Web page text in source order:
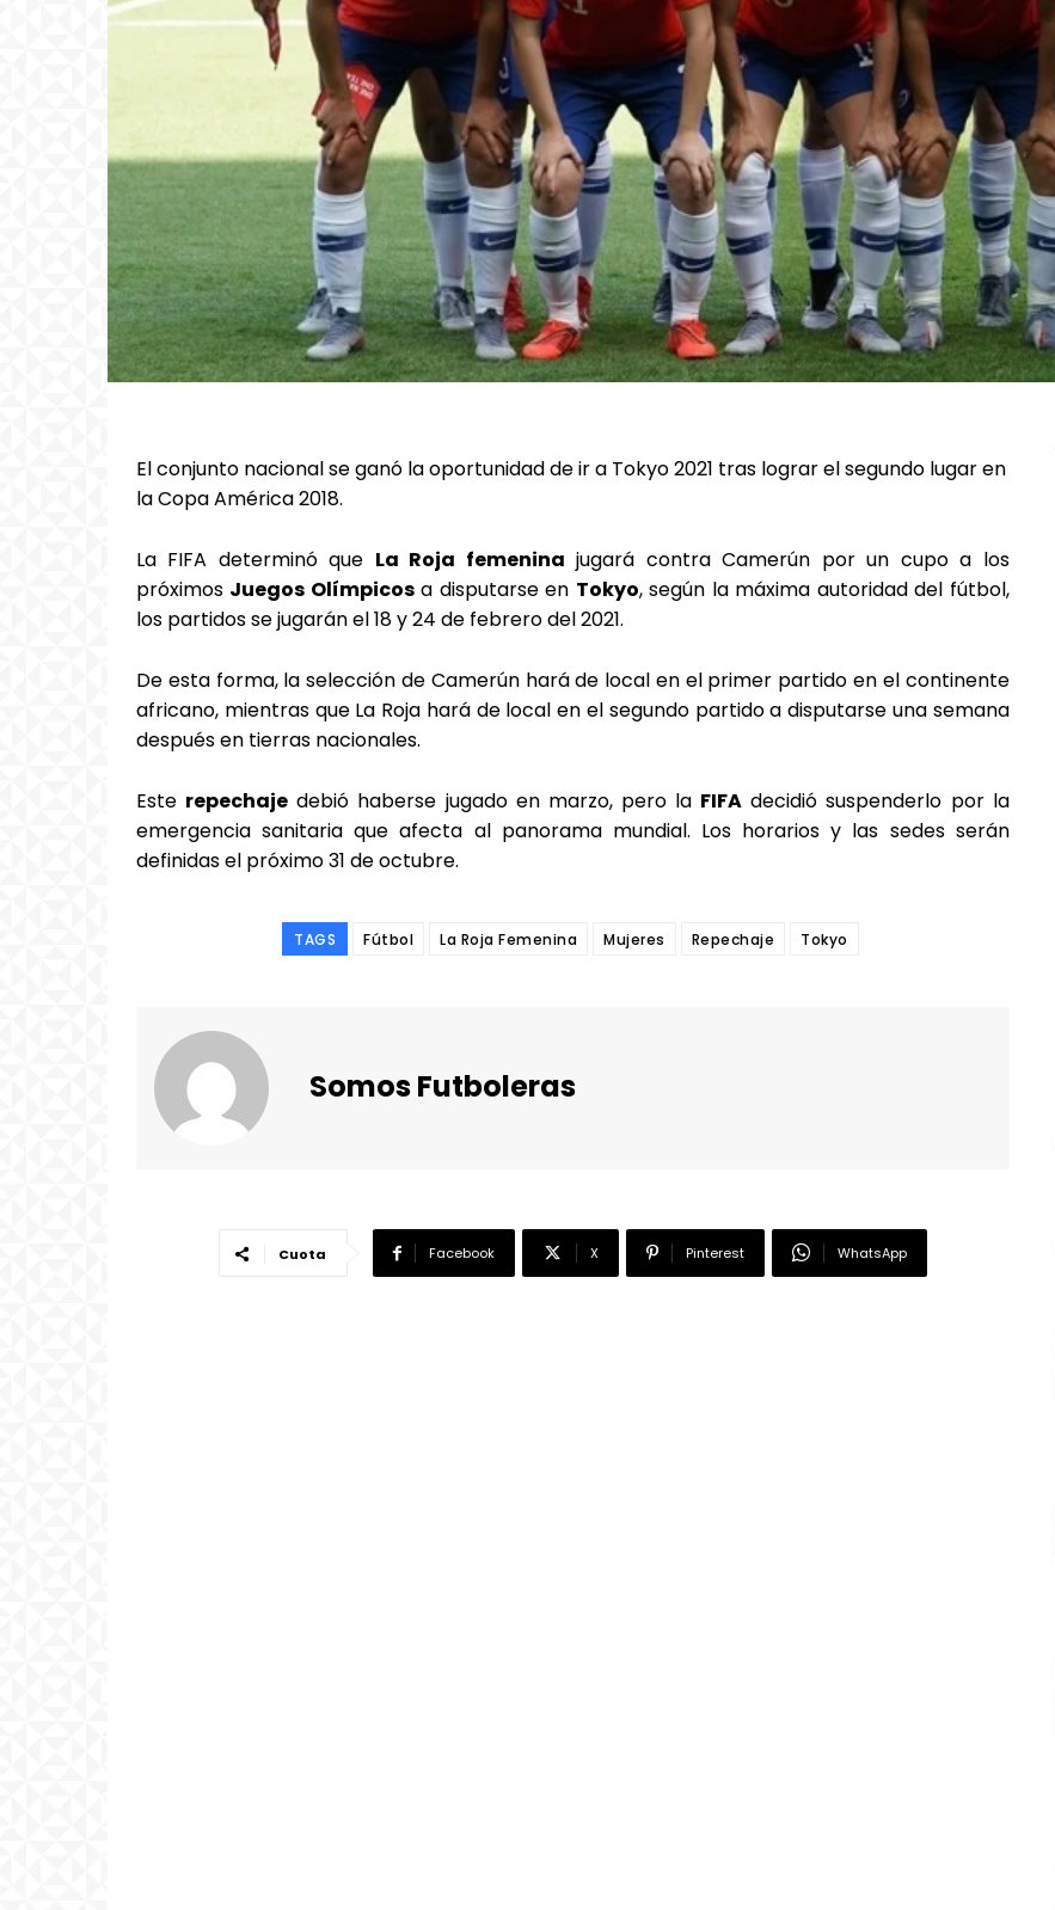
El conjunto nacional se ganó la oportunidad de ir a Tokyo 2021 tras lograr el segundo lugar en
la Copa América 2018.
La FIFA determinó que La Roja femenina jugará contra Camerún por un cupo a los
próximos Juegos Olímpicosa disputarse en Tokyo, según la máxima autoridad del fútbol,
los partidos se jugarán el 18 y 24 de febrero del 2021.
De esta forma, la selección de Camerún hará de local en el primer partido en el continente
africano, mientras que La Roja hará de local en el segundo partido a disputarse una semana
después en tierras nacionales.
Este repechaje debió haberse jugado en marzo, pero la FIFA decidió suspenderlo por la
emergencia sanitaria que afecta al panorama mundial. Los horarios y las sedes serán
definidas el próximo 31 de octubre.
TAGS Fútbol La Roja Femenina Mujeres Repechaje Tokyo
Somos Futboleras
Cuota Facebook X Pinterest WhatsApp